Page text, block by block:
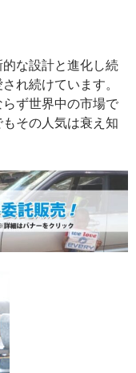
な設計と進化し続
れ続けています。
ず世界中の市場で
その人気は衰え知